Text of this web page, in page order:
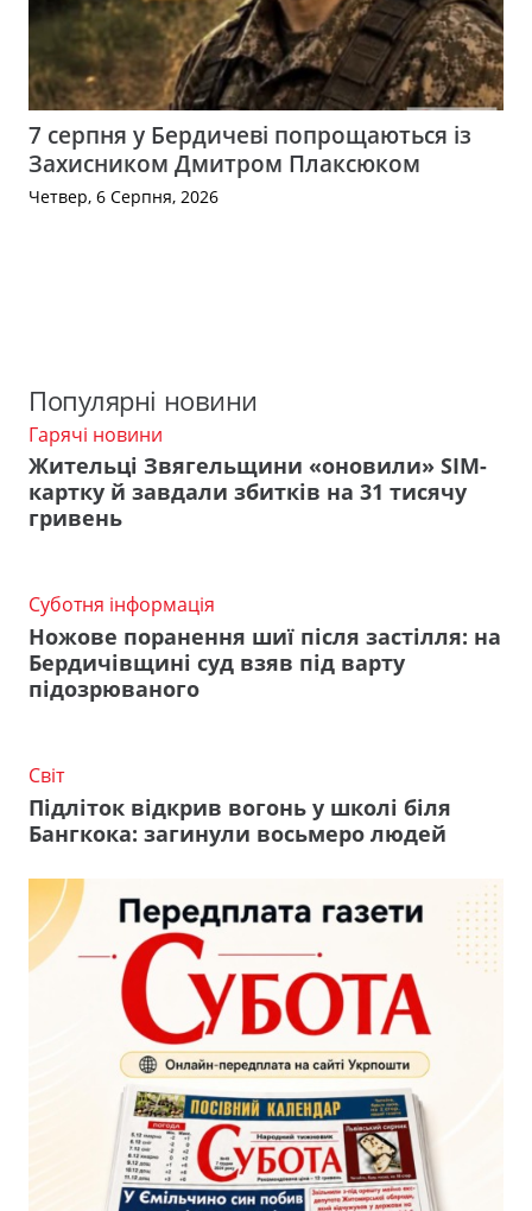
7 серпня у Бердичеві попрощаються із
Захисником Дмитром Плаксюком
Четвер, 6 Серпня, 2026
Популярні новини
Гарячі новини
Жительці Звягельщини «оновили» SIM-
картку й завдали збитків на 31 тисячу
гривень
Суботня інформація
Ножове поранення шиї після застілля: на
Бердичівщині суд взяв під варту
підозрюваного
Світ
Підліток відкрив вогонь у школі біля
Бангкока: загинули восьмеро людей